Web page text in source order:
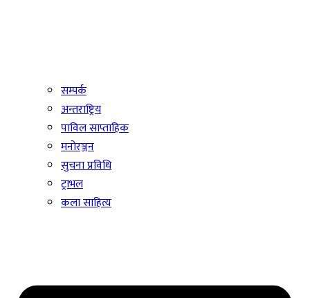
सम्पर्क
अन्तराष्ट्रिय
पाविल साप्ताहिक
मनोरञ्जन
सुचना प्रविधि
ट्राभल
कला साहित्य